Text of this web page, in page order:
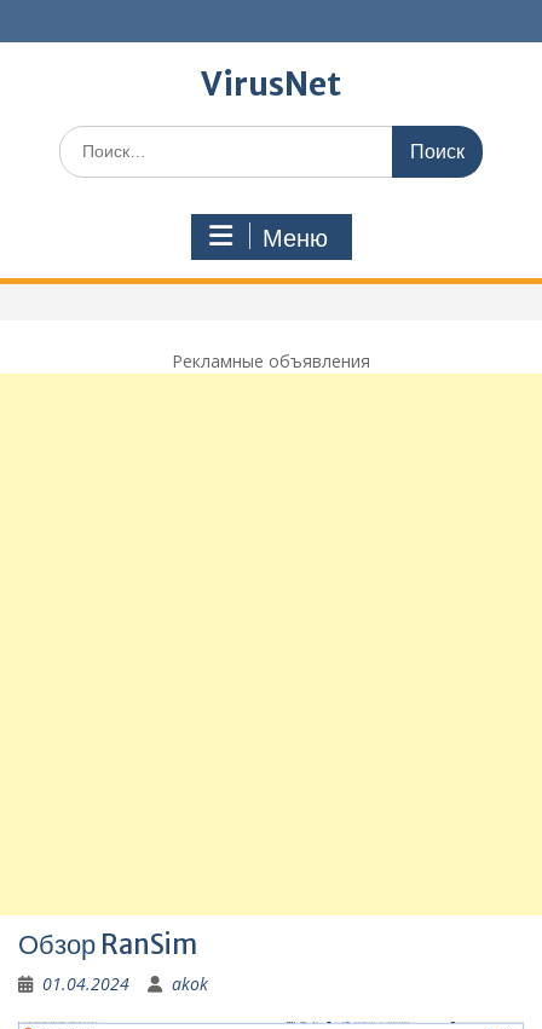
к
VirusNet
Поиск
по:
Меню
Рекламные объявления
Обзор RanSim
01.04.2024 akok